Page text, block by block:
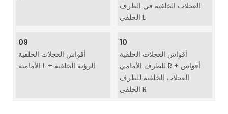
العجلات الخلفية في الطرف
الخلفي L
09
أقواس العجلات الخلفية
الأمامية L + الرؤية الخلفية
10
أقواس العجلات الخلفية
للطرف الأمامي R + أقواس
العجلات الخلفية للطرف
الخلفي R